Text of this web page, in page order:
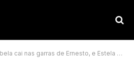
de Ernesto, e Estela desfalece ao vê-la com o vilão: “Não pode ser”